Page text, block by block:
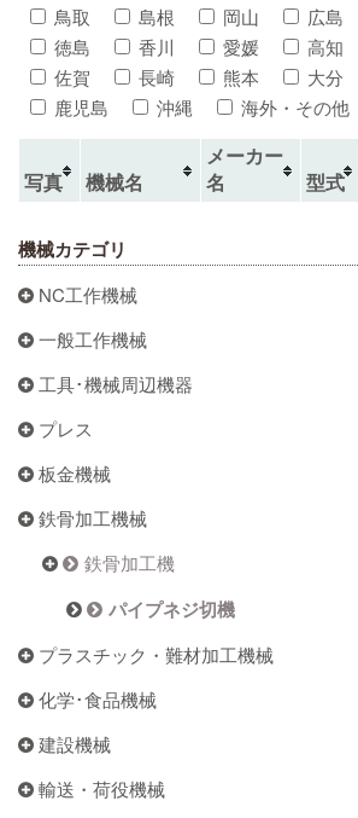
鳥取
島根 岡山 広島
徳島
香川 愛媛 高知
佐賀
長崎 熊本 大分
鹿児島
沖縄 海外・その他
写真 機械名
メーカー
名
型式
機械カテゴリ
NC工作機械
一般工作機械
工具･機械周辺機器
プレス
板金機械
鉄骨加工機械
鉄骨加工機
パイプネジ切機
プラスチック・難材加工機械
化学･食品機械
建設機械
輸送・荷役機械